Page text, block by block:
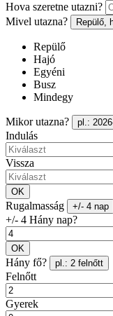
Hova szeretne utazni?
Mivel utazna?
Repülő,
Repülő
Hajó
Egyéni
Busz
Mindegy
Mikor utazna? pl.:
Indulás
Vissza
OK
Rugalmasság +/- 4 nap
+/- 4 Hány nap?
OK
Hány fő? pl.: 2 felnőtt
Felnőtt
Gyerek